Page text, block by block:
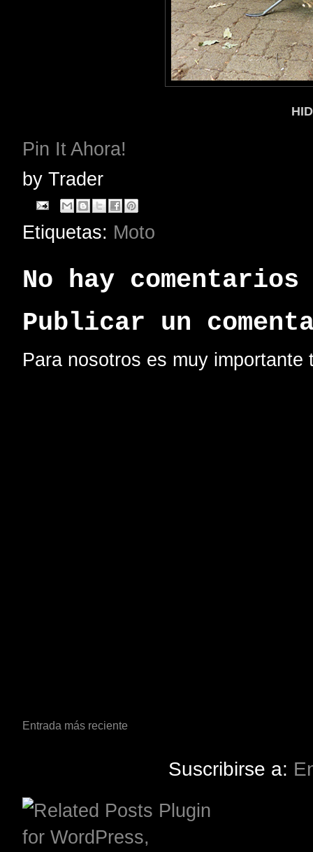
Pin It Ahora!
by Trader
Etiquetas: Moto
No hay
Publicar un
Para nosotros es muy
Entrada más reciente
Suscribirse a: